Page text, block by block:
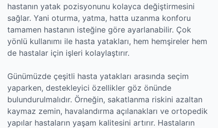
hastanın yatak pozisyonunu kolayca değiştirmesini
sağlar. Yani oturma, yatma, hatta uzanma konforu
tamamen hastanın isteğine göre ayarlanabilir. Çok
yönlü kullanımı ile hasta yatakları, hem hemşireler hem
de hastalar için işleri kolaylaştırır.
Günümüzde çeşitli hasta yatakları arasında seçim
yaparken, destekleyici özellikler göz önünde
bulundurulmalıdır. Örneğin, sakatlanma riskini azaltan
kaymaz zemin, havalandırma açılanakları ve ortopedik
yapılar hastaların yaşam kalitesini artırır. Hastaların